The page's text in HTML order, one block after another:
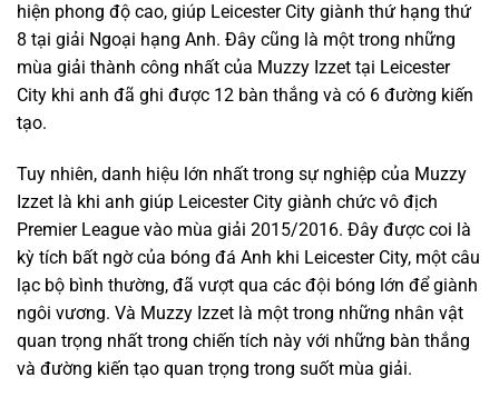
hiện phong độ cao, giúp Leicester City giành thứ hạng thứ
8 tại giải Ngoại hạng Anh. Đây cũng là một trong những
mùa giải thành công nhất của Muzzy Izzet tại Leicester
City khi anh đã ghi được 12 bàn thắng và có 6 đường kiến
tạo.
Tuy nhiên, danh hiệu lớn nhất trong sự nghiệp của Muzzy
Izzet là khi anh giúp Leicester City giành chức vô địch
Premier League vào mùa giải 2015/2016. Đây được coi là
kỳ tích bất ngờ của bóng đá Anh khi Leicester City, một câu
lạc bộ bình thường, đã vượt qua các đội bóng lớn để giành
ngôi vương. Và Muzzy Izzet là một trong những nhân vật
quan trọng nhất trong chiến tích này với những bàn thắng
và đường kiến tạo quan trọng trong suốt mùa giải.